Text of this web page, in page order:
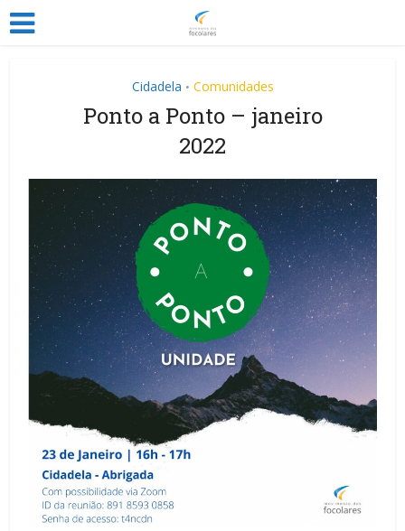
Cidadela • Comunidades
Ponto a Ponto – janeiro
2022